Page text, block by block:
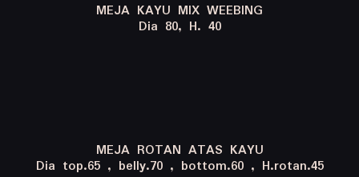
MEJA KAYU MIX WEEBING
Dia 80, H. 40
MEJA ROTAN ATAS KAYU
Dia top.65 , belly.70 , bottom.60 , H.rotan.45